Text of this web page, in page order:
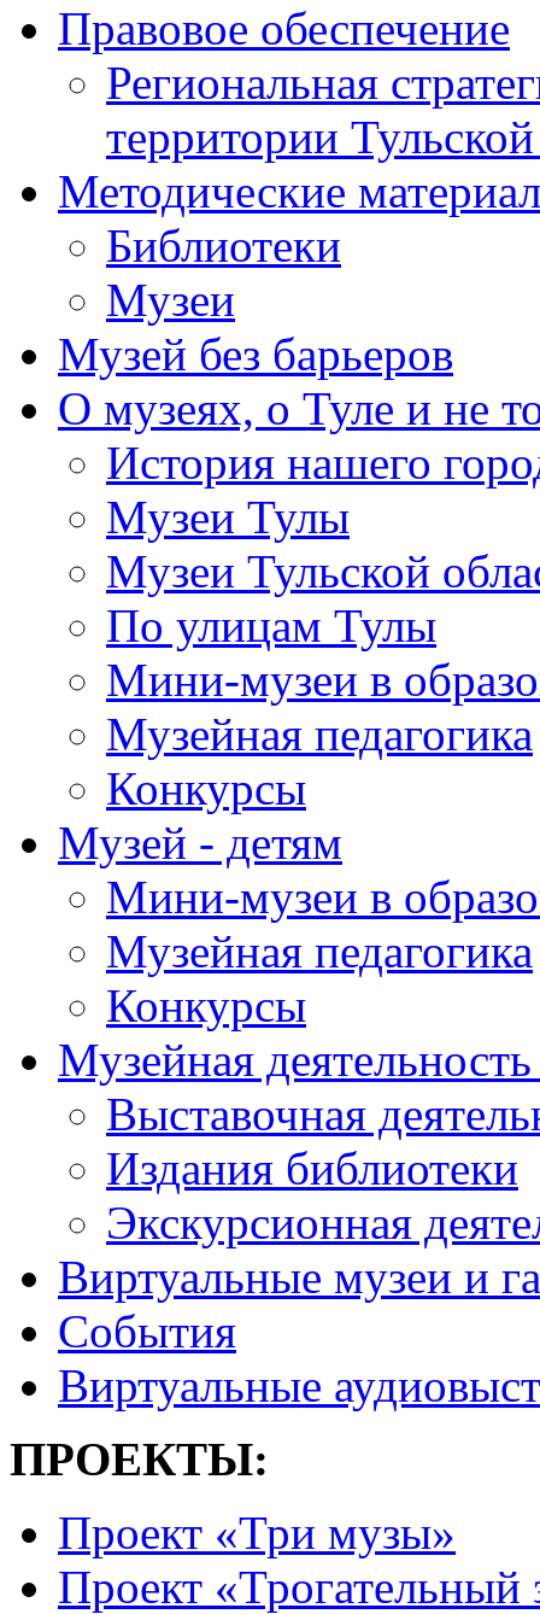
Правовое обеспечение
Региональная
территории
Методические
Библиотеки
Музеи
Музей без барьеров
О музеях, о Туле и не
История нашего
Музеи Тулы
Музеи Тульской
По улицам Тулы
Мини-музеи в
Музейная педагогика
Конкурсы
Музей - детям
Мини-музеи в
Музейная педагогика
Конкурсы
Музейная
Выставочная
Издания библиотеки
Экскурсионная
Виртуальные музеи и
События
Виртуальные
ПРОЕКТЫ:
Проект «Три музы»
Проект «Трогательный